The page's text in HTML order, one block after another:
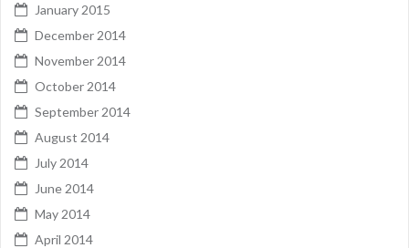
January 2015
December 2014
November 2014
October 2014
September 2014
August 2014
July 2014
June 2014
May 2014
April 2014